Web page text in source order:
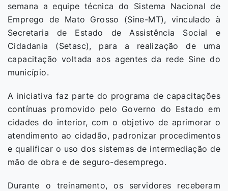
semana a equipe técnica do Sistema Nacional de
Emprego de Mato Grosso (Sine-MT), vinculado à
Secretaria de Estado de Assistência Social e
Cidadania (Setasc), para a realização de uma
capacitação voltada aos agentes da rede Sine do
município.
A iniciativa faz parte do programa de capacitações
contínuas promovido pelo Governo do Estado em
cidades do interior, com o objetivo de aprimorar o
atendimento ao cidadão, padronizar procedimentos
e qualificar o uso dos sistemas de intermediação de
mão de obra e de seguro-desemprego.
Durante o treinamento, os servidores receberam